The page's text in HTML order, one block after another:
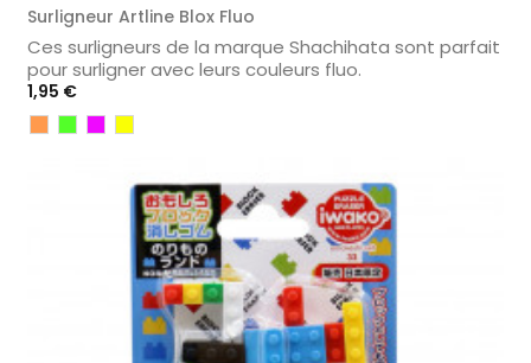
Surligneur Artline Blox Fluo
Ces surligneurs de la marque Shachihata sont parfait
pour surligner avec leurs couleurs fluo.
Prix
1,95 €